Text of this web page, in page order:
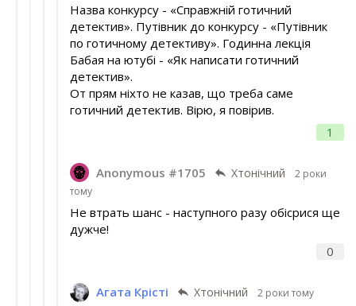
1
Назва конкурсу - «Справжній готичний
детектив». Путівник до конкурсу - «Путівник
по готичному детективу». Годинна лекція
Бабая на ютубі - «Як написати готичний
детектив».
От прям ніхто не казав, що треба саме
готичний детектив. Вірю, я повірив.
Anonymous #1705 Хтонічний
2 роки
тому
0
Не втрать шанс - наступного разу обісрися ще
дужче!
Агата Крісті Хтонічний 2 роки тому